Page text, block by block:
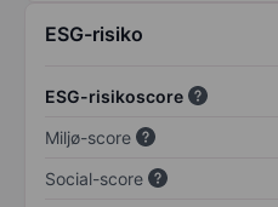
ESG-risiko
ESG-risikoscore
Miljø-score
Social-score